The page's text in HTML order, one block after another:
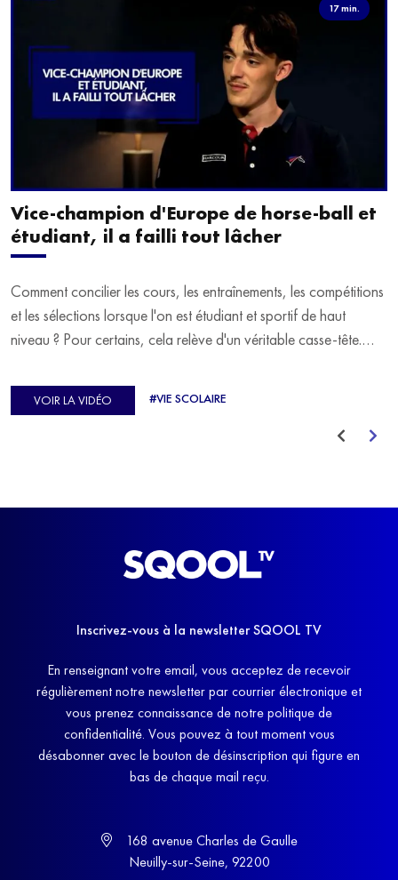
17 min.
Vice-champion d'Europe de horse-ball et
étudiant, il a failli tout lâcher
Comment concilier les cours, les entraînements, les compétitions
et les sélections lorsque l'on est étudiant et sportif de haut
niveau ? Pour certains, cela relève d'un véritable casse-tête.
d'Europe de Horse-ball, qui a failli abandonner ses études
avant de trouver un nouvel équilibre.
VOIR LA VIDÉO #VIE SCOLAIRE
Inscrivez-vous à la newsletter SQOOL TV
En renseignant votre email, vous acceptez de recevoir
régulièrement notre newsletter par courrier électronique et
vous prenez connaissance de notre politique de
confidentialité. Vous pouvez à tout moment vous
désabonner avec le bouton de désinscription qui figure en
bas de chaque mail reçu.
168 avenue Charles de Gaulle
Neuilly-sur-Seine, 92200